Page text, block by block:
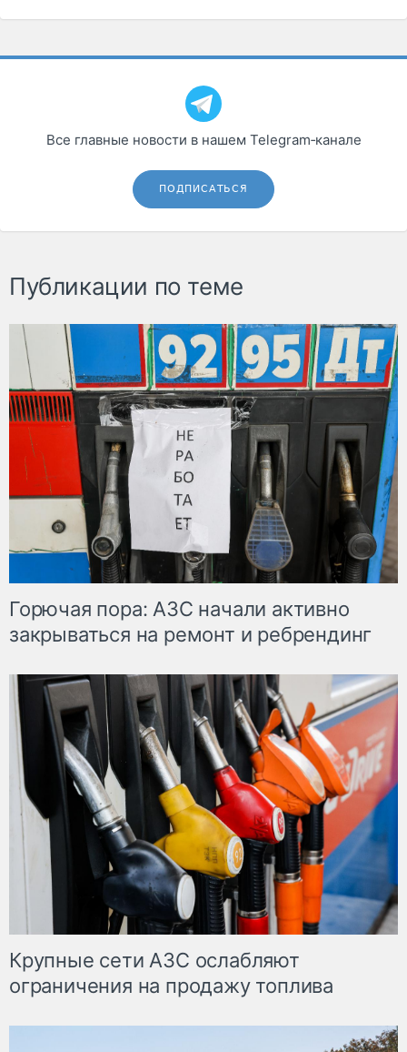
Все главные новости в нашем Telegram‑канале
ПОДПИСАТЬСЯ
Публикации по теме
Горючая пора: АЗС начали активно
закрываться на ремонт и ребрендинг
Крупные сети АЗС ослабляют
ограничения на продажу топлива